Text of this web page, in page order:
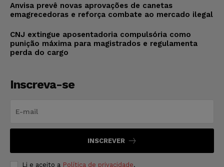
Anvisa prevê novas aprovações de canetas
emagrecedoras e reforça combate ao mercado ilegal
CNJ extingue aposentadoria compulsória como
punição máxima para magistrados e regulamenta
perda do cargo
Inscreva-se
INSCREVER
Li e aceito a Política de privacidade.